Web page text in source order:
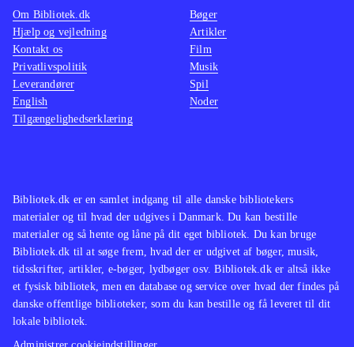
Bibliotek.dk er en samlet indgang til alle danske bibliotekers
materialer og til hvad der udgives i Danmark. Du kan bestille
materialer og så hente og låne på dit eget bibliotek. Du kan bruge
Bibliotek.dk til at søge frem, hvad der er udgivet af bøger, musik,
tidsskrifter, artikler, e-bøger, lydbøger osv. Bibliotek.dk er altså ikke
et fysisk bibliotek, men en database og service over hvad der findes på
danske offentlige biblioteker, som du kan bestille og få leveret til dit
lokale bibliotek.
Om Bibliotek.dk
Hjælp og vejledning
Kontakt os
Privatlivspolitik
Leverandører
English
Tilgængelighedserklæring
Bøger
Artikler
Film
Musik
Spil
Noder